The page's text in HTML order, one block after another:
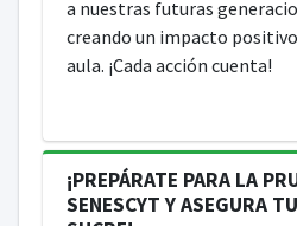
a nuestras futuras
creando un impacto
aula. ¡Cada acción cuenta!
¡PREPÁRATE PARA LA
SENESCYT Y ASEGURA